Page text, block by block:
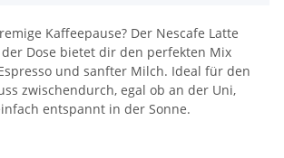
Kaffeepause? Der Nescafe Latte
Dose bietet dir den perfekten Mix
und sanfter Milch. Ideal für den
zwischendurch, egal ob an der Uni,
entspannt in der Sonne.